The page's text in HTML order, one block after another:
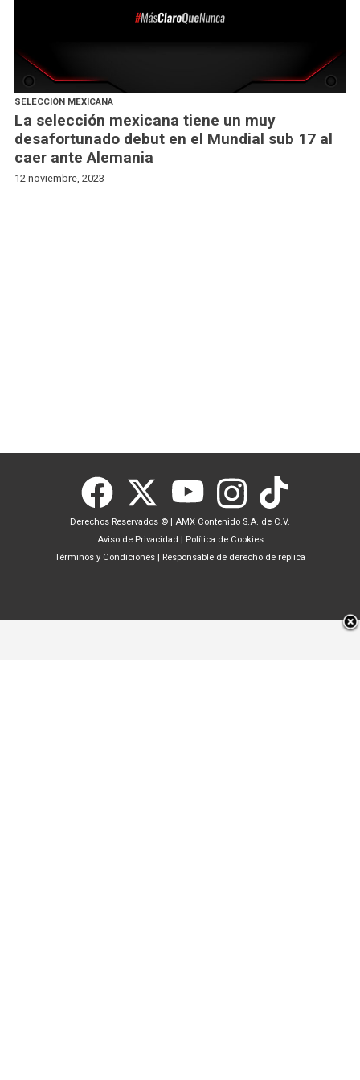
SELECCIÓN MEXICANA
La selección mexicana tiene un muy
desafortunado debut en el Mundial sub 17 al
caer ante Alemania
12 noviembre, 2023
Derechos Reservados © | AMX Contenido S.A. de C.V.
Aviso de Privacidad | Política de Cookies
Términos y Condiciones | Responsable de derecho de réplica